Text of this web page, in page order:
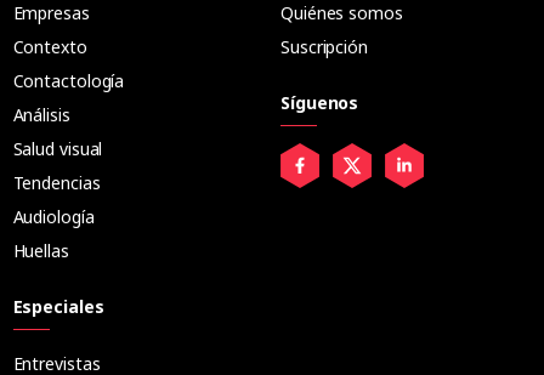
Empresas
Contexto
Contactología
Análisis
Salud visual
Tendencias
Audiología
Huellas
Especiales
Entrevistas
Quiénes somos
Suscripción
Síguenos